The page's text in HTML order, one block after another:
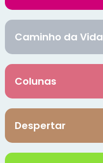
Caminho da Vida
Colunas
Despertar